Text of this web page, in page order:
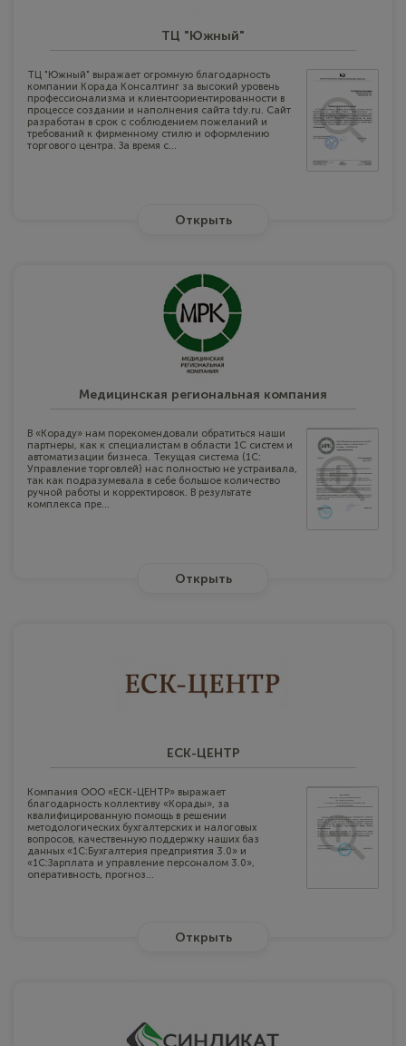
ТЦ "Южный"
ТЦ "Южный" выражает огромную благодарность
компании Корада Консалтинг за высокий уровень
профессионализма и клиентоориентированности в
процессе создании и наполнения сайта tdy.ru. Сайт
разработан в срок с соблюдением пожеланий и
требований к фирменному стилю и оформлению
торгового центра. За время с...
Открыть
Медицинская региональная компания
В «Кораду» нам порекомендовали обратиться наши
партнеры, как к специалистам в области 1C систем и
автоматизации бизнеса. Текущая система (1C:
Управление торговлей) нас полностью не устраивала,
так как подразумевала в себе большое количество
ручной работы и корректировок. В результате
комплекса пре...
Открыть
ЕСК-ЦЕНТР
Компания ООО «ЕСК-ЦЕНТР» выражает
благодарность коллективу «Корады», за
квалифицированную помощь в решении
методологических бухгалтерских и налоговых
вопросов, качественную поддержку наших баз
данных «1С:Бухгалтерия предприятия 3.0» и
«1С:Зарплата и управление персоналом 3.0»,
оперативность, прогноз...
Открыть